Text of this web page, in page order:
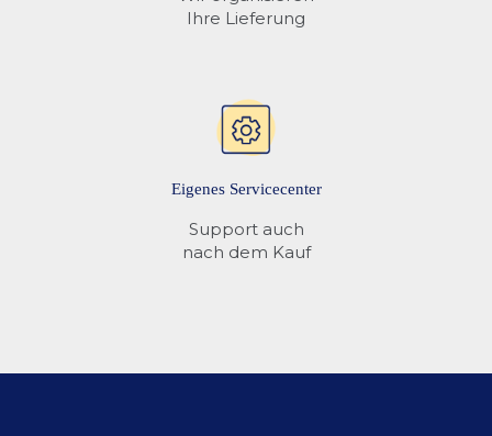
Ihre Lieferung
Eigenes Servicecenter
Support auch
nach dem Kauf